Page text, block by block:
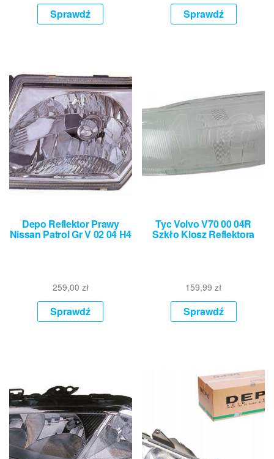
Sprawdź Sprawdź
Depo Reflektor Prawy
Nissan Patrol Gr V 02 04 H4
259,00 zł
Sprawdź
Tyc Volvo V70 00 04R
Szkło Klosz Reflektora
159,99zł
Sprawdź